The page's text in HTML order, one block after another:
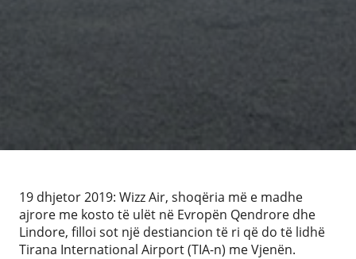
19 dhjetor 2019: Wizz Air, shoqëria më e madhe
ajrore me kosto të ulët në Evropën Qendrore dhe
Lindore, filloi sot një destiancion të ri që do të lidhë
Tirana International Airport (TIA-n) me Vjenën.